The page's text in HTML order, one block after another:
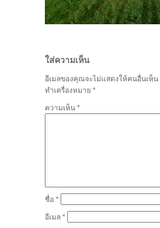
ใส่ความเห็น
อีเมลของคุณจะไม่แสดงให้คนอื่นเห็น
ทำเครื่องหมาย *
ความเห็น *
ชื่อ *
อีเมล *